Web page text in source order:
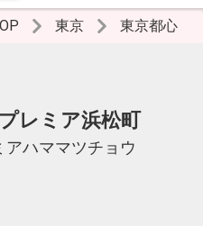
東京 東京都心
レミア浜松町
ハママツチョウ